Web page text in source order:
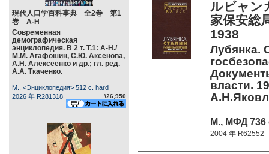
現代人口学百科事典 全2巻 第1
巻 А-Н
Современная
демографическая
энциклопедия. В 2 т. Т.1: А-Н./
М.М. Агафошин, С.Ю. Аксенова,
А.Н. Алексеенко и др.; гл. ред.
А.А. Ткаченко.
М., <Энциклопедия> 512 c. hard
2026 年 R281318
\26,950
ルビャン
家保安
1938
Лубянка.
власти.
М., МФД 736
2004 年 R62552